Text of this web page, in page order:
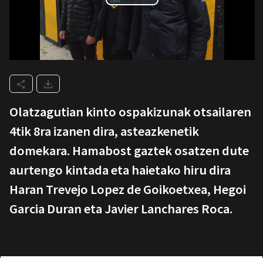
Olatzagutian kinto ospakizunak otsailaren
4tik 8ra izanen dira, asteazkenetik
domekara. Hamabost gaztek osatzen dute
aurtengo kintada eta haietako hiru dira
Haran Trevejo Lopez de Goikoetxea, Hegoi
Garcia Duran eta Javier Lanchares Roca.